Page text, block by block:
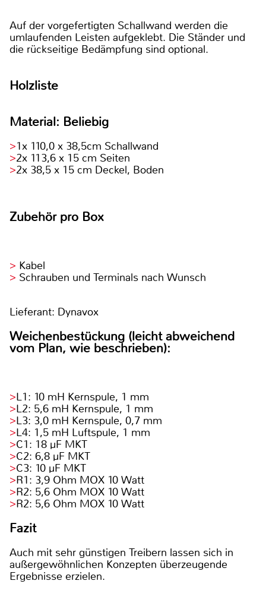
Auf der vorgefertigten Schallwand werden die
umlaufenden Leisten aufgeklebt. Die Ständer und
die rückseitige Bedämpfung sind optional.
Holzliste
Material: Beliebig
1x 110,0 x 38,5cm Schallwand
2x 113,6 x 15 cm Seiten
2x 38,5 x 15 cm Deckel, Boden
Zubehör pro Box
Kabel
Schrauben und Terminals nach Wunsch
Lieferant: Dynavox
Weichenbestückung (leicht abweichend
vom Plan, wie beschrieben):
L1: 10 mH Kernspule, 1 mm
L2: 5,6 mH Kernspule, 1 mm
L3: 3,0 mH Kernspule, 0,7 mm
L4: 1,5 mH Luftspule, 1 mm
C1: 18 µF MKT
C2: 6,8 µF MKT
C3: 10 µF MKT
R1: 3,9 Ohm MOX 10 Watt
R2: 5,6 Ohm MOX 10 Watt
R2: 5,6 Ohm MOX 10 Watt
Fazit
Auch mit sehr günstigen Treibern lassen sich in
außergewöhnlichen Konzepten überzeugende
Ergebnisse erzielen.